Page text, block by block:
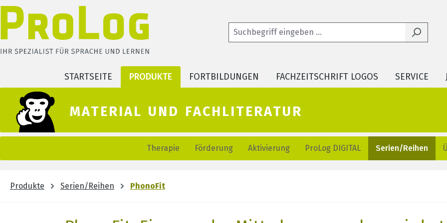
Hauptinhalt springen
Zur Suche springen
Zur Hauptnavigation springen
STARTSEITE PRODUKTE FORTBILDUNGEN FACHZEITSCHRIFT LOGOS SERVICE
material und fachliteratur
Therapie Förderung Aktivierung ProLog DIGITAL Serien/Reihen
Produkte Serien/Reihen PhonoFit